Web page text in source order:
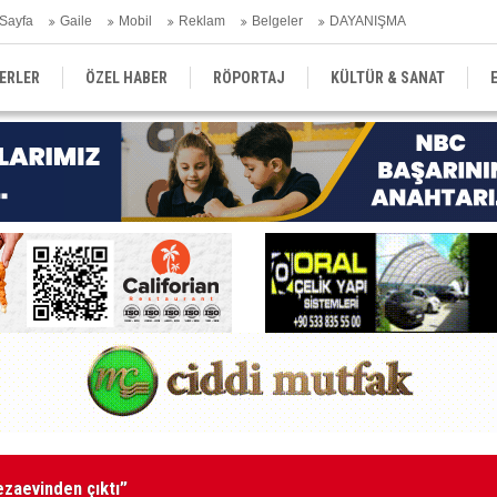
Gaile Mobil Reklam Belgeler DAYANIŞMA
ÖZEL HABER RÖPORTAJ KÜLTÜR & SANAT
YEREL YÖNETİM DERGİLER SEKTÖR